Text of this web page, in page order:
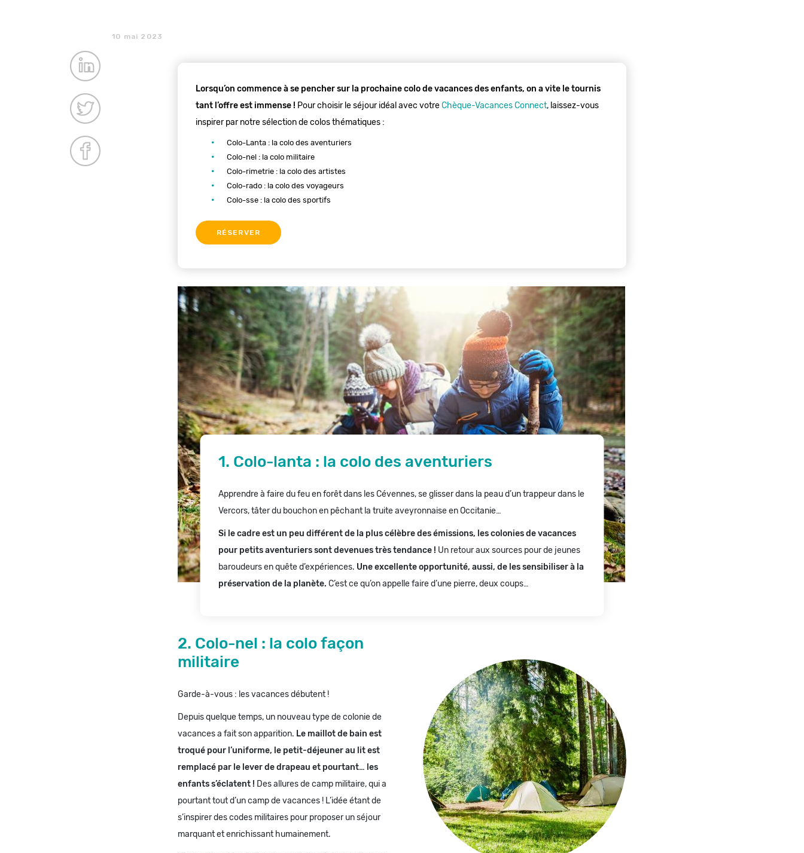
10 mai 2023
Lorsqu’on commence à se pencher sur la prochaine colo de vacances des enfants, on a vite le tournis
tant l’offre est immense ! Pour choisir le séjour idéal avec votreChèque-Vacances Connect, laissez-vous
inspirer par notre sélection de colos thématiques :
Colo-Lanta : la colo des aventuriers
Colo-nel : la colo militaire
Colo-rimetrie : la colo des artistes
Colo-rado : la colo des voyageurs
Colo-sse : la colo des sportifs
RÉSERVER
1. Colo-lanta : la colo des aventuriers
Apprendre à faire du feu en forêt dans les Cévennes, se glisser dans la peau d’un trappeur dans le
Vercors, tâter du bouchon en pêchant la truite aveyronnaise en Occitanie…
Si le cadre est un peu différent de la plus célèbre des émissions, les colonies de vacances
pour petits aventuriers sont devenues très tendance ! Un retour aux sources pour de jeunes
baroudeurs en quête d’expériences. Une excellente opportunité, aussi, de les sensibiliser à la
préservation de la planète. C’est ce qu’on appelle faire d’une pierre, deux coups…
2. Colo-nel : la colo façon
militaire
Garde-à-vous : les vacances débutent !
Depuis quelque temps, un nouveau type de colonie de
vacances a fait son apparition. Le maillot de bain est
troqué pour l’uniforme, le petit-déjeuner au lit est
remplacé par le lever de drapeau et pourtant… les
enfants s’éclatent ! Des allures de camp militaire, qui a
pourtant tout d’un camp de vacances ! L’idée étant de
s’inspirer des codes militaires pour proposer un séjour
marquant et enrichissant humainement.